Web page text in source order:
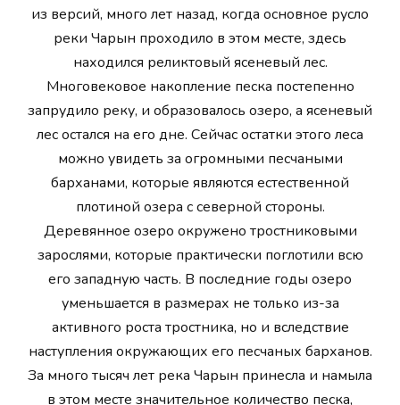
из версий, много лет назад, когда основное русло
реки Чарын проходило в этом месте, здесь
находился реликтовый ясеневый лес.
Многовековое накопление песка постепенно
запрудило реку, и образовалось озеро, а ясеневый
лес остался на его дне. Сейчас остатки этого леса
можно увидеть за огромными песчаными
барханами, которые являются естественной
плотиной озера с северной стороны.
Деревянное озеро окружено тростниковыми
зарослями, которые практически поглотили всю
его западную часть. В последние годы озеро
уменьшается в размерах не только из-за
активного роста тростника, но и вследствие
наступления окружающих его песчаных барханов.
За много тысяч лет река Чарын принесла и намыла
в этом месте значительное количество песка,